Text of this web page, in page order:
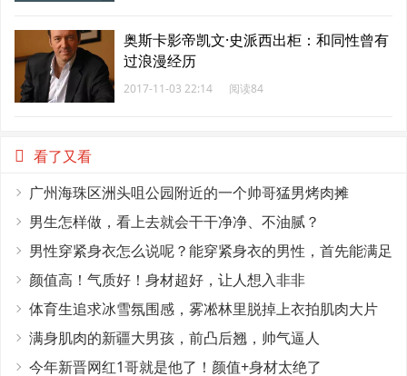
奥斯卡影帝凯文·史派西出柜：和同性曾有
过浪漫经历
2017-11-03 22:14 阅读84
看了又看
广州海珠区洲头咀公园附近的一个帅哥猛男烤肉摊
男生怎样做，看上去就会干干净净、不油腻？
男性穿紧身衣怎么说呢？能穿紧身衣的男性，首先能满足
这4个条件
颜值高！气质好！身材超好，让人想入非非
体育生追求冰雪氛围感，雾凇林里脱掉上衣拍肌肉大片
满身肌肉的新疆大男孩，前凸后翘，帅气逼人
今年新晋网红1哥就是他了！颜值+身材太绝了